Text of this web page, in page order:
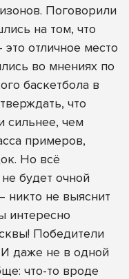
Поговорили
на том, что
отличное место
во мнениях по
баскетбола в
что
сильнее, чем
примеров,
Но всё
будет очной
никто не выяснит
интересно
Победители
И даже не в одной
что-то вроде